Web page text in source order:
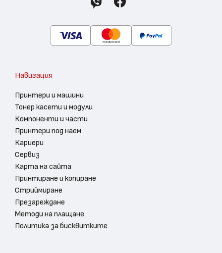
Навигация
Принтери и машини
Тонер касети и модули
Компоненти и части
Принтери под наем
Кариери
Сервиз
Карта на сайта
Принтиране и копиране
Стриймиране
Презареждане
Методи на плащане
Политика за бисквитките